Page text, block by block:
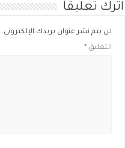
اترك تعليقاً
لن يتم نشر عنوان بريدك الإلكتروني.
التعليق*